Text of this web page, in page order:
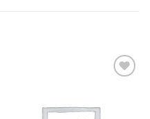
Επιθυμιών